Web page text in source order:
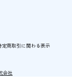
定商取引に関わる表示
会社